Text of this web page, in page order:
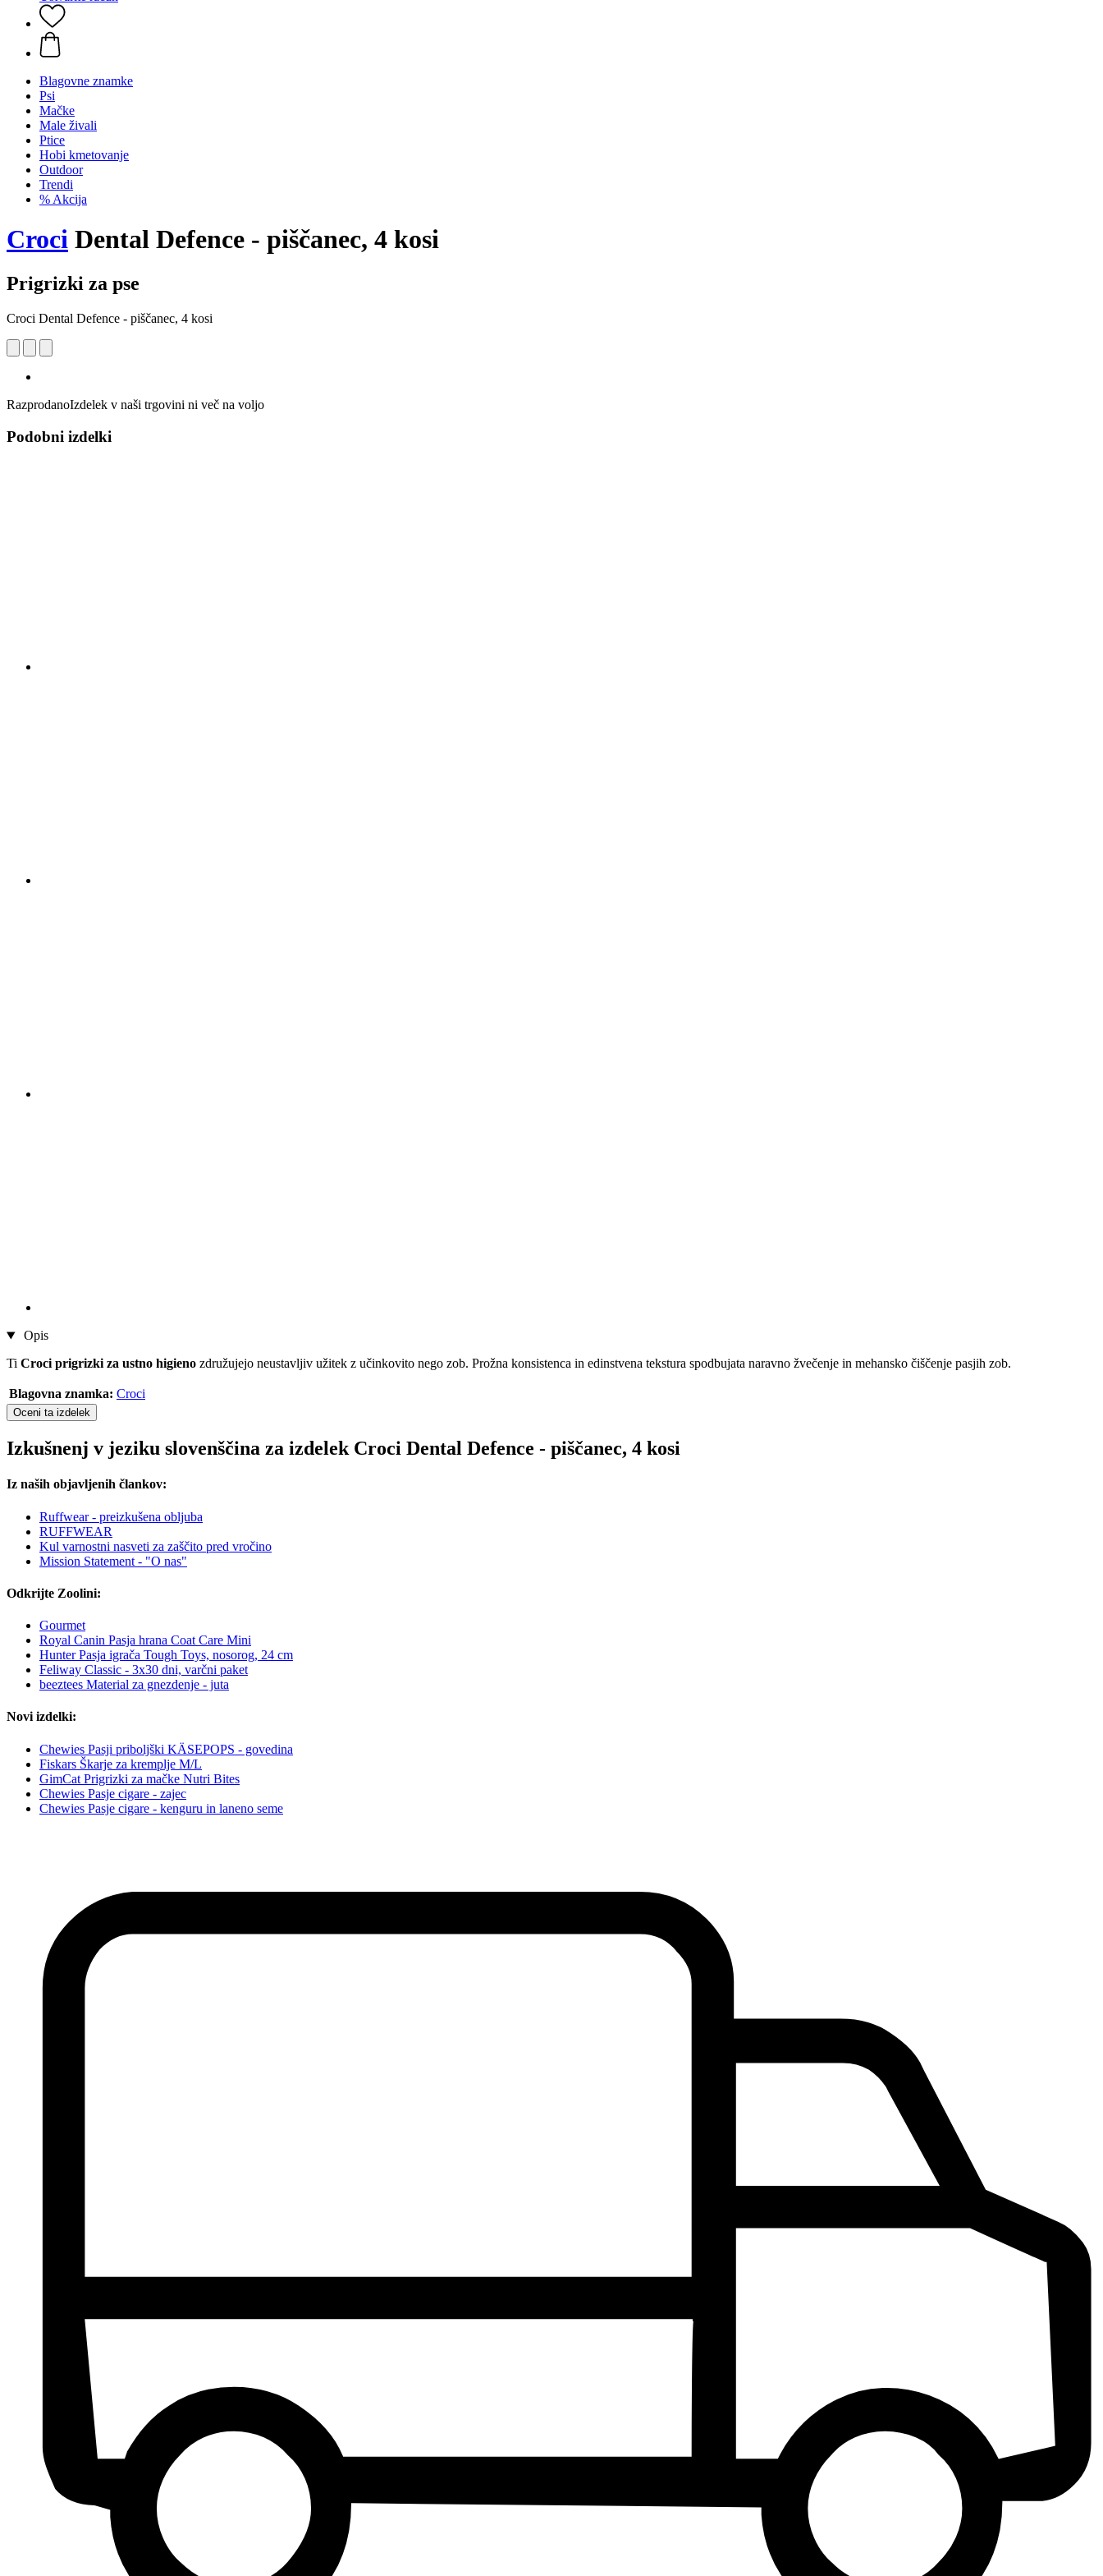
Blagovne znamke
Psi
Mačke
Male živali
Ptice
Hobi kmetovanje
Outdoor
Trendi
% Akcija
Croci Dental Defence - piščanec, 4 kosi
Prigrizki za pse
Croci Dental Defence - piščanec, 4 kosi
RazprodanoIzdelek v naši trgovini ni več na voljo
Podobni izdelki
Opis
Ti Croci prigrizki za ustno higieno združujejo neustavljiv užitek z učinkovito nego zob. Prožna konsistenca in edinstvena tekstura spodbujata naravno žvečenje in mehansko čiščenje pasjih zob.
Blagovna znamka: Croci
Oceni ta izdelek
Izkušnenj v jeziku slovenščina za izdelek Croci Dental Defence - piščanec, 4 kosi
Iz naših objavljenih člankov:
Ruffwear - preizkušena obljuba
RUFFWEAR
Kul varnostni nasveti za zaščito pred vročino
Mission Statement - "O nas"
Odkrijte Zoolini:
Gourmet
Royal Canin Pasja hrana Coat Care Mini
Hunter Pasja igrača Tough Toys, nosorog, 24 cm
Feliway Classic - 3x30 dni, varčni paket
beeztees Material za gnezdenje - juta
Novi izdelki:
Chewies Pasji priboljški KÄSEPOPS - govedina
Fiskars Škarje za kremplje M/L
GimCat Prigrizki za mačke Nutri Bites
Chewies Pasje cigare - zajec
Chewies Pasje cigare - kenguru in laneno seme